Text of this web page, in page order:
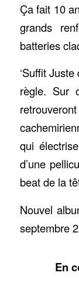
Ça fait 10
grands
batteries
‘Suffit
règle. Sur
qui
d’une
beat de la
Nouvel
septembre
En